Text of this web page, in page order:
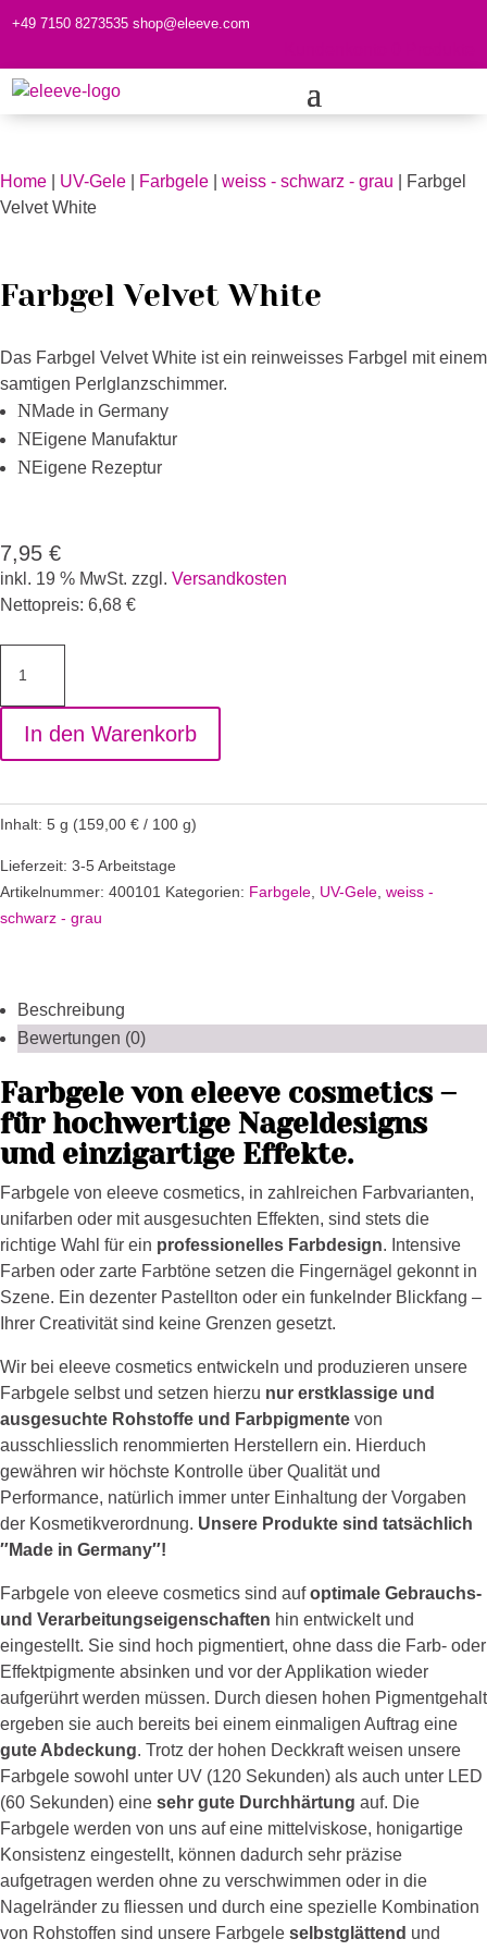
+49 7150 8273535 shop@eleeve.com
Home UV-Gele Farbgele weiss - schwarz - grau | Farbgel
Velvet White
Farbgel Velvet White
Das Farbgel Velvet White ist ein reinweisses Farbgel mit einem
samtigen Perlglanzschimmer.
NMade in Germany
NEigene Manufaktur
NEigene Rezeptur
7,95 €
inkl. 19 % MwSt. zzgl. Versandkosten
Nettopreis: 6,68 €
Velvet
White
MengeIn den Warenkorb
Inhalt: 5 g (159,00 € / 100 g)
Lieferzeit: 3-5 Arbeitstage
Artikelnummer: 400101 Kategorien: Farbgele UV-Gele weiss -
schwarz - grau
Beschreibung
Bewertungen (0)
Farbgele von eleeve cosmetics –
für hochwertige Nageldesigns
und einzigartige Effekte.
Farbgele von eleeve cosmetics, in zahlreichen Farbvarianten,
unifarben oder mit ausgesuchten Effekten, sind stets die
richtige Wahl für ein professionelles Farbdesign. Intensive
Farben oder zarte Farbtöne setzen die Fingernägel gekonnt in
Szene. Ein dezenter Pastellton oder ein funkelnder Blickfang –
Ihrer Creativität sind keine Grenzen gesetzt.
Wir bei eleeve cosmetics entwickeln und produzieren unsere
Farbgele selbst und setzen hierzu nur erstklassige und
ausgesuchte Rohstoffe und Farbpigmente von
ausschliesslich renommierten Herstellern ein. Hierduch
gewähren wir höchste Kontrolle über Qualität und
Performance, natürlich immer unter Einhaltung der Vorgaben
der Kosmetikverordnung. Unsere Produkte sind tatsächlich
″Made in Germany″!
Farbgele von eleeve cosmetics sind aufoptimale Gebrauchs-
und Verarbeitungseigenschaften hin entwickelt und
eingestellt. Sie sind hoch pigmentiert, ohne dass die Farb- oder
Effektpigmente absinken und vor der Applikation wieder
aufgerührt werden müssen. Durch diesen hohen Pigmentgehalt
ergeben sie auch bereits bei einem einmaligen Auftrag eine
gute Abdeckung. Trotz der hohen Deckkraft weisen unsere
Farbgele sowohl unter UV (120 Sekunden) als auch unter LED
(60 Sekunden) eine sehr gute Durchhärtung auf. Die
Farbgele werden von uns auf eine mittelviskose, honigartige
Konsistenz eingestellt, können dadurch sehr präzise
aufgetragen werden ohne zu verschwimmen oder in die
Nagelränder zu fliessen und durch eine spezielle Kombination
von Rohstoffen sind unsere Farbgele selbstglättend und